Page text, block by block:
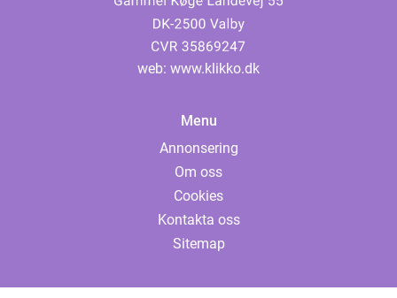
web: www.klikko.dk
Menu
Annonsering
Om oss
Cookies
Kontakta oss
Sitemap